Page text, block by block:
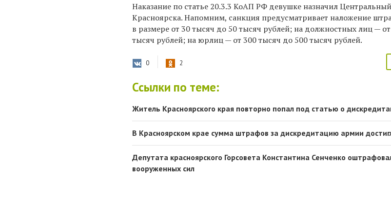
Наказание по статье 20.3.3 КоАП РФ девушке назначил
Красноярска. Напомним, санкция предусматривает наложение
в размере от 30 тысяч до 50 тысяч рублей; на должностных лиц —
тысяч рублей; на юрлиц — от 300 тысяч до 500 тысяч рублей.
0 2
Ссылки по теме:
Житель Красноярского края повторно попал под статью о
В Красноярском крае сумма штрафов за дискредитацию армии
Депутата красноярского Горсовета Константина Сенченко
вооруженных сил